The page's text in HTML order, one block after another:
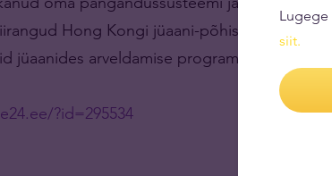
Hong Kongi jüaani-põhistelt
jüaanides arveldamise programme.
?id=295534
Lugege
siit.